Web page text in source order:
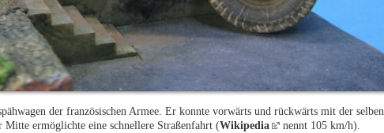
der französischen Armee. Er konnte vorwärts und rückwärts mit der selben
ermöglichte eine schnellere Straßenfahrt (Wikipedia nennt 105 km/h).